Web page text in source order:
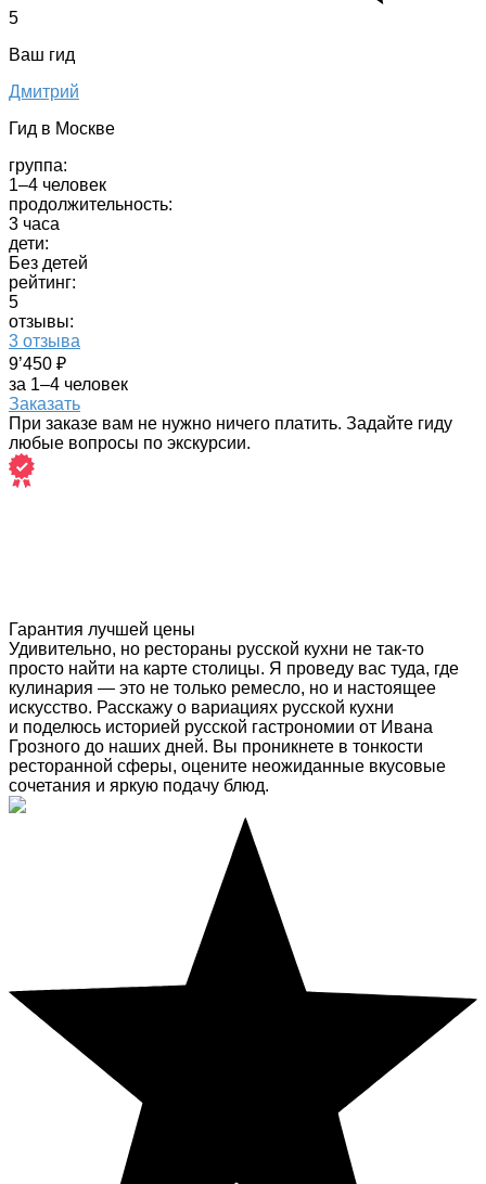
5
Ваш гид
Дмитрий
Гид в Москве
группа:
1–4 человек
продолжительность:
3 часа
дети:
Без детей
рейтинг:
5
отзывы:
3 отзыва
9’450 ₽
за 1–4 человек
Заказать
При заказе вам не нужно ничего платить. Задайте гиду
любые вопросы по экскурсии.
Гарантия лучшей цены
Удивительно, но рестораны русской кухни не так-то
просто найти на карте столицы. Я проведу вас туда, где
кулинария — это не только ремесло, но и настоящее
искусство. Расскажу о вариациях русской кухни
и поделюсь историей русской гастрономии от Ивана
Грозного до наших дней. Вы проникнете в тонкости
ресторанной сферы, оцените неожиданные вкусовые
сочетания и яркую подачу блюд.